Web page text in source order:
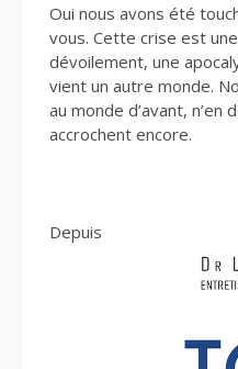
Oui nous avons été
vous. Cette crise est
dévoilement, une
vient un autre monde.
au monde d’avant, n’en
accrochent encore.
Depuis